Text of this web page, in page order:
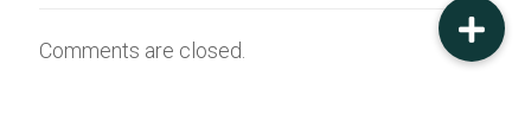
Comments are closed.